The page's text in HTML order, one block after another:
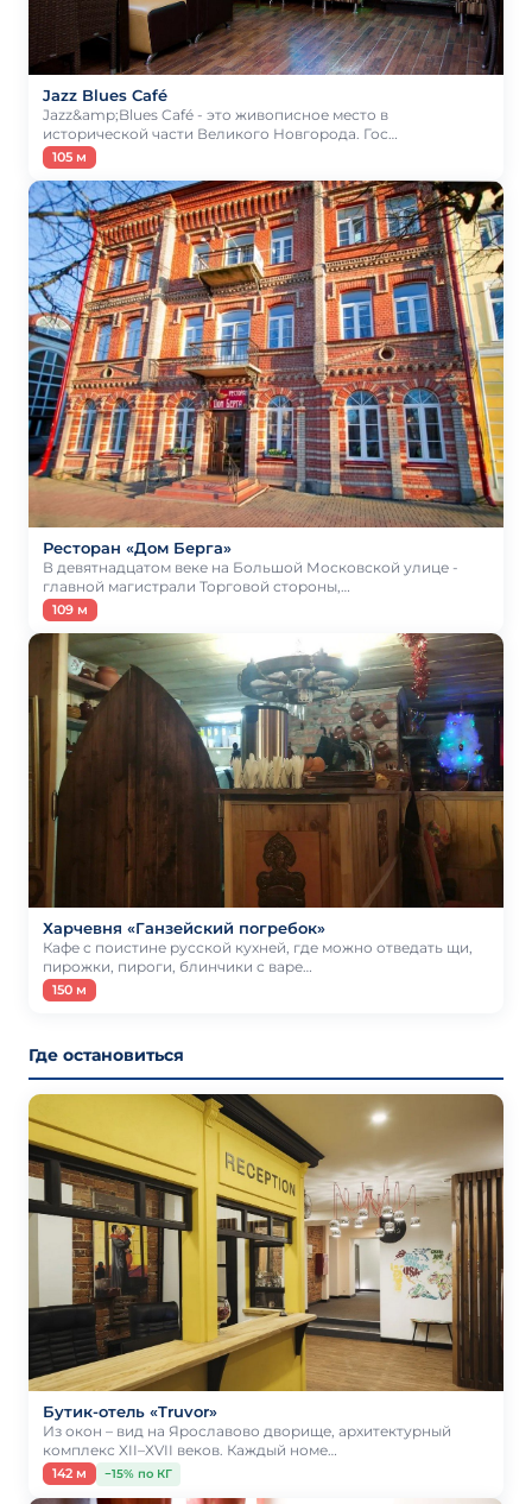
Jazz Blues Café
Jazz&amp;Blues Café - это живописное место в
исторической части Великого Новгорода. Гос…
105 м
Ресторан «Дом Берга»
В девятнадцатом веке на Большой Московской улице -
главной магистрали Торговой стороны,…
109 м
Харчевня «Ганзейский погребок»
Кафе с поистине русской кухней, где можно отведать щи,
пирожки, пироги, блинчики с варе…
150 м
Где остановиться
Бутик-отель «Truvor»
Из окон – вид на Ярославово дворище, архитектурный
комплекс XII–XVII веков. Каждый номе…
142 м −15% по КГ